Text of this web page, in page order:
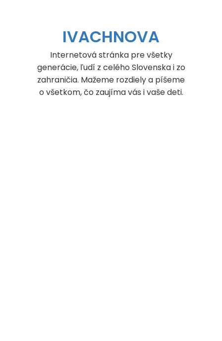
IVACHNOVA
Internetová stránka pre všetky
generácie, ľudí z celého Slovenska i zo
zahraničia. Mažeme rozdiely a píšeme
o všetkom, čo zaujíma vás i vaše deti.